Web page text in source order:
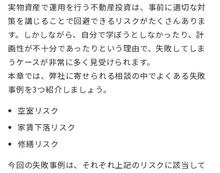
実物資産で運用を行う不動産投資は、事前に適切な対
策を講じることで回避できるリスクがたくさんありま
す。しかしながら、自分で学ぼうとしなかったり、計
画性が不十分であったりという理由で、失敗してしま
うケースが非常に多く見受けられます。
本章では、弊社に寄せられる相談の中でよくある失敗
事例を3つ紹介しましょう。
空室リスク
家賃下落リスク
修繕リスク
今回の失敗事例は、それぞれ上記のリスクに該当して